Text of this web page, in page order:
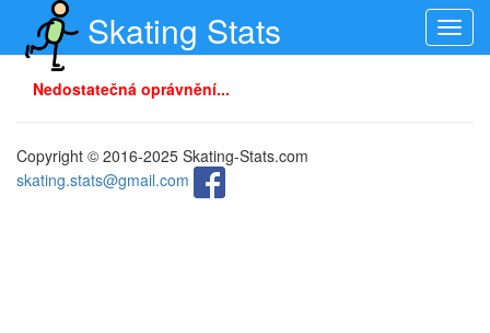
Skating Stats
Nedostatečná oprávnění...
Copyright © 2016-2025 Skating-Stats.com
skating.stats@gmail.com